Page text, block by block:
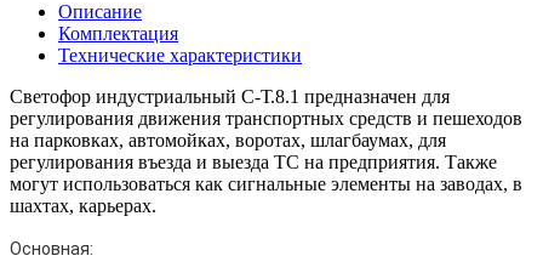
Описание
Комплектация
Технические характеристики
Светофор индустриальный С-Т.8.1 предназначен для
регулирования движения транспортных средств и пешеходов
на парковках, автомойках, воротах, шлагбаумах, для
регулирования въезда и выезда ТС на предприятия. Также
могут использоваться как сигнальные элементы на заводах, в
шахтах, карьерах.
Основная: